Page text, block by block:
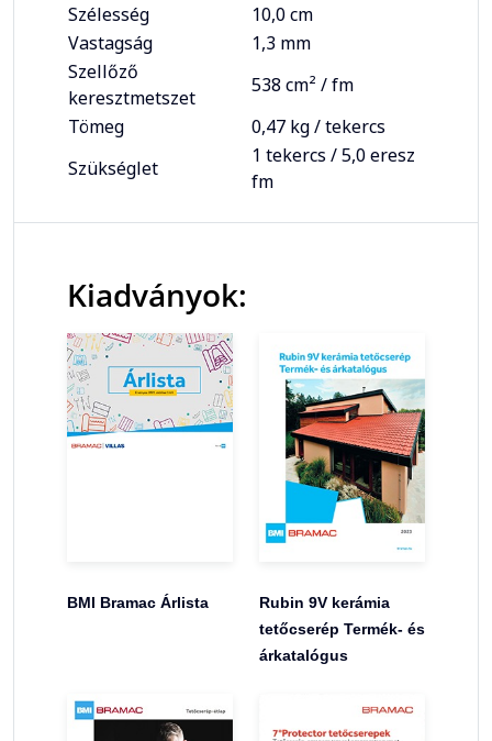
Szélesség
10,0 cm
Vastagság
1,3 mm
Szellőző
keresztmetszet
538 cm² / fm
Tömeg
0,47 kg / tekercs
Szükséglet
1 tekercs / 5,0 eresz
fm
Kiadványok:
BMI Bramac Árlista
Rubin 9V kerámia
tetőcserép Termék- és
árkatalógus